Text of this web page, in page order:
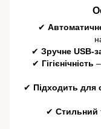
✔
✔ Зручне USB-
✔ Гігієнічність
✔ Підходить для
✔ Стильний